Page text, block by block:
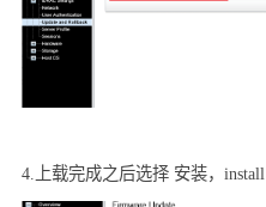
4. 上载完成之后选择 安装， install